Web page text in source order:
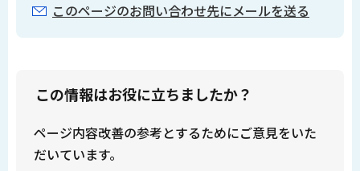
このページのお問い合わせ先にメールを送る
この情報はお役に立ちましたか？
ページ内容改善の参考とするためにご意見をいた
だいています。